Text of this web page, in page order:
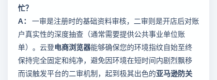
忙？
A： 一审是注册时的基础资料审核，二审则是开店后对账
户真实性的深度抽查（通常需要提供公共事业单位账
单）。云登电商浏览器能够确保您的环境指纹自始至终
保持完全固定和纯净，避免因环境在短时间内剧烈飘移
而误触发平台的二审机制，起到极其出色的亚马逊防关